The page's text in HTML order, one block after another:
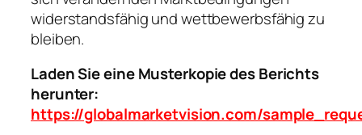
widerstandsfähig und wettbewerbsfähig zu
bleiben.
Laden Sie eine Musterkopie des Berichts
herunter:
https://globalmarketvision.com/